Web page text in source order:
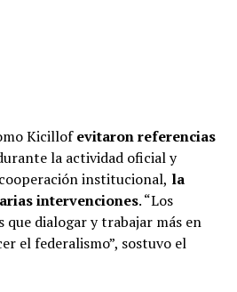
Kicillofevitaron referencias
la actividad oficial y
institucional, la
intervenciones. “Los
que dialogar y trabajar más en
el federalismo”, sostuvo el